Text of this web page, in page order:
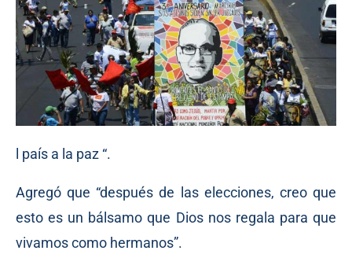
l país a la paz “.
Agregó que “después de las elecciones, creo que
esto es un bálsamo que Dios nos regala para que
vivamos como hermanos”.